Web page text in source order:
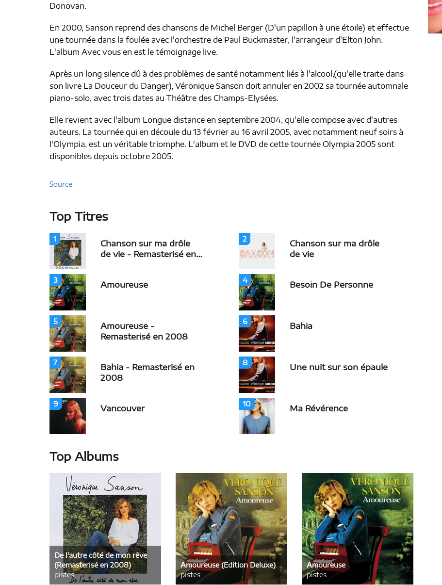
Donovan.
En 2000, Sanson reprend des chansons de Michel Berger (D'un papillon à une étoile) et effectue
une tournée dans la foulée avec l'orchestre de Paul Buckmaster, l'arrangeur d'Elton John.
L'album Avec vous en est le témoignage live.
Après un long silence dû à des problèmes de santé notamment liés à l'alcool,(qu'elle traite dans
son livre La Douceur du Danger), Véronique Sanson doit annuler en 2002 sa tournée automnale
piano-solo, avec trois dates au Théâtre des Champs-Elysées.
Elle revient avec l'album Longue distance en septembre 2004, qu'elle compose avec d'autres
auteurs. La tournée qui en découle du 13 février au 16 avril 2005, avec notamment neuf soirs à
l'Olympia, est un véritable triomphe. L'album et le DVD de cette tournée Olympia 2005 sont
disponibles depuis octobre 2005.
Source
Top Titres
1
Chanson sur ma drôle
de vie - Remasterisé en
2
Chanson sur ma drôle
de vie
3 Amoureuse 4 Besoin De Personne
5
Amoureuse -
Remasterisé en 2008
6 Bahia
7
Bahia - Remasterisé en
2008
8 Une nuit sur son épaule
9 Vancouver 10 Ma Révérence
Top Albums
De l'autre côté de mon rêve
(Remasterisé en 2008)
pistes
Amoureuse (Edition Deluxe)
pistes
Amoureuse
pistes